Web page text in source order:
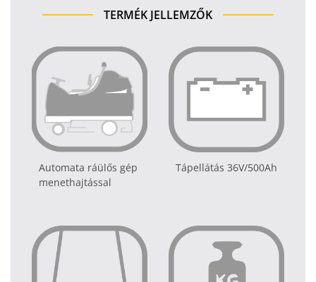
TERMÉK JELLEMZŐK
Automata ráülős gép
menethajtással
Tápellátás 36V/500Ah